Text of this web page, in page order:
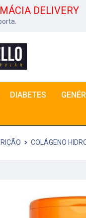
DELIVERY
DIABETES
COLÁGENO